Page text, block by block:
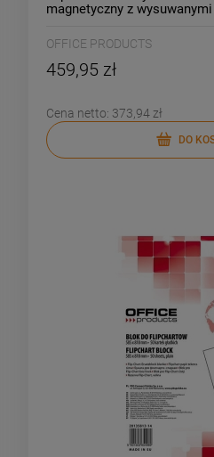
magnetyczny z
OFFICE PRODUCTS
459,95 zł
Cena netto: 373,94 zł
DO